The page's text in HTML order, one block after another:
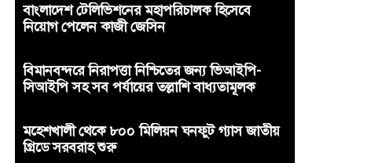
বাংলাদেশ টেলিভিশনের মহাপরিচালক হিসেবে
নিয়োগ পেলেন কাজী জেসিন
বিমানবন্দরে নিরাপত্তা নিশ্চিতের জন্য ভিআইপি-
সিআইপি সহ সব পর্যায়ের তল্লাশি বাধ্যতামূলক
মহেশখালী থেকে ৮০০ মিলিয়ন ঘনফুট গ্যাস জাতীয়
গ্রিডে সরবরাহ শুরু